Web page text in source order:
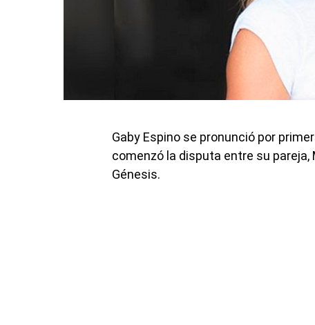
Gaby Espino se pronunció por
comenzó la disputa entre su pareja,
Génesis.